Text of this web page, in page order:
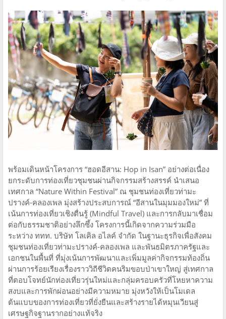
พร้อมเดินหน้าโครงการ “ฮอดอีสาน: Hop in Isan” อย่างต่อเนื่อง
ยกระดับการท่องเที่ยวชุมชนผ่านกิจกรรมสร้างสรรค์ นำเสนอ
เทศกาล “Nature Within Festival” ณ ชุมชนท่องเที่ยวท่ามะ
ปรางค์-คลองเพล มุ่งสร้างประสบการณ์ “อีสานในมุมมองใหม่” ที่
เน้นการท่องเที่ยวเชิงตื่นรู้ (Mindful Travel) และการกลับมาเชื่อม
ต่อกับธรรมชาติอย่างลึกซึ้ง โครงการนี้เกิดจากความร่วมมือ
ระหว่าง ททท. บริษัท โลเคิล อไลค์ จำกัด ในฐานะธุรกิจเพื่อสังคม
ชุมชนท่องเที่ยวท่ามะปรางค์-คลองเพล และพันธมิตรภาครัฐและ
เอกชนในพื้นที่ ที่มุ่งเน้นการพัฒนาและเพิ่มมูลค่ากิจกรรมท้องถิ่น
ผ่านการร้อยเรียงเรื่องราววิถีชีวิตคนริมขอบป่าเขาใหญ่ สู่เทศกาล
ที่ตอบโจทย์นักท่องเที่ยวรุ่นใหม่และกลุ่มครอบครัวที่โหยหาความ
สงบและการพักผ่อนอย่างมีความหมาย มุ่งหวังให้เป็นโมเดล
ต้นแบบของการท่องเที่ยวที่ยั่งยืนและสร้างรายได้หมุนเวียนสู่
เศรษฐกิจฐานรากอย่างแท้จริง